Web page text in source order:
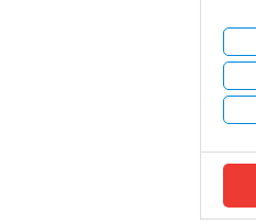
・顧
・
＜働
・有
・年
・男
・
・全